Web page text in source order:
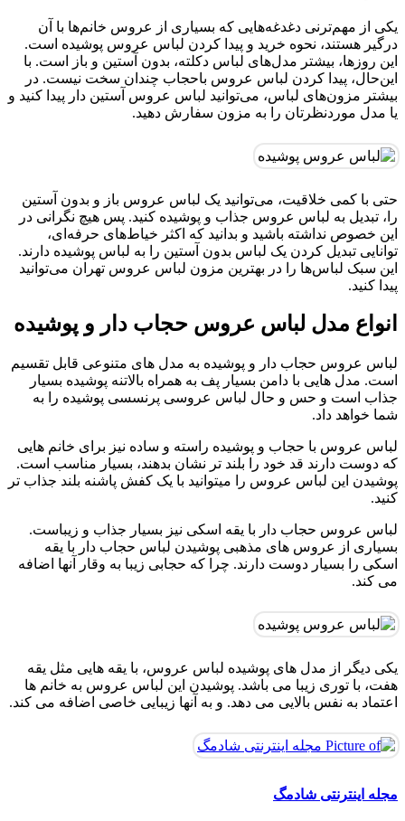
یکی از مهم‌ترنی دغدغه‌هایی که بسیاری از عروس خانم‌ها با آن
درگیر هستند، نحوه خرید و پیدا کردن لباس عروس پوشیده است.
این روزها، بیشتر مدل‌های لباس دکلته، بدون آستین و باز است. با
این‌حال، پیدا کردن لباس عروس باحجاب چندان سخت نیست. در
بیشتر مزون‌های لباس، می‌توانید لباس عروس آستین دار پیدا کنید و
یا مدل موردنظرتان را به مزون سفارش دهید.
حتی با کمی خلاقیت، می‌توانید یک لباس عروس باز و بدون آستین
را، تبدیل به لباس عروس جذاب و پوشیده کنید. پس هیچ نگرانی در
این خصوص نداشته باشید و بدانید که اکثر خیاط‌های حرفه‌ای،
توانایی تبدیل کردن یک لباس بدون آستین را به لباس پوشیده دارند.
این سبک لباس‌ها را در بهترین مزون لباس عروس تهران می‌توانید
پیدا کنید.
انواع مدل لباس عروس حجاب دار و پوشیده
لباس عروس حجاب دار و پوشیده به مدل های متنوعی قابل تقسیم
است. مدل هایی با دامن بسیار پف به همراه بالاتنه پوشیده بسیار
جذاب است و حس و حال لباس عروسی پرنسسی پوشیده را به
شما خواهد داد.
لباس عروس با حجاب و پوشیده راسته و ساده نیز برای خانم هایی
که دوست دارند قد خود را بلند تر نشان بدهند، بسیار مناسب است.
پوشیدن این لباس عروس را میتوانید با یک کفش پاشنه بلند جذاب تر
کنید.
لباس عروس حجاب دار با یقه اسکی نیز بسیار جذاب و زیباست.
بسیاری از عروس های مذهبی پوشیدن لباس حجاب دار با یقه
اسکی را بسیار دوست دارند. چرا که حجابی زیبا به وقار آنها اضافه
می کند.
یکی دیگر از مدل های پوشیده لباس عروس، با یقه هایی مثل یقه
هفت، با توری زیبا می باشد. پوشیدن این لباس عروس به خانم ها
اعتماد به نفس بالایی می دهد. و به آنها زیبایی خاصی اضافه می کند.
مجله اینترنتی شادمگ